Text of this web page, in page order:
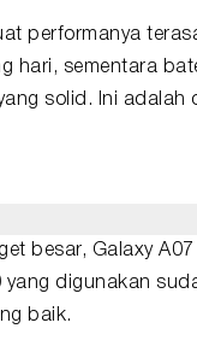
performanya
hari, sementara
solid. Ini adalah
besar, Galaxy A07
yang digunakan
baik.